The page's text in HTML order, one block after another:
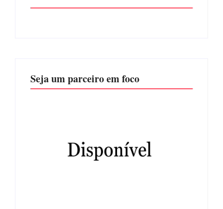
Seja um parceiro em foco